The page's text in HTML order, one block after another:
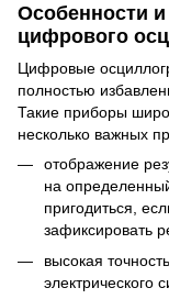
Особенности
цифрового
Цифровые
полностью
Такие приборы
несколько важных
отображение
на
пригодиться,
зафиксировать
высокая
электрического